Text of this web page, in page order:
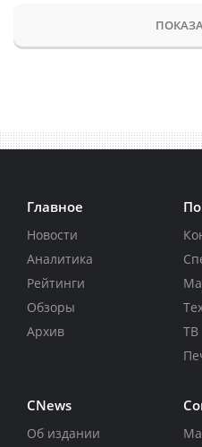
Главное
Новости
Аналитика
Рейтинги
Обзоры
Архив
ТВ
CNews
Об издании